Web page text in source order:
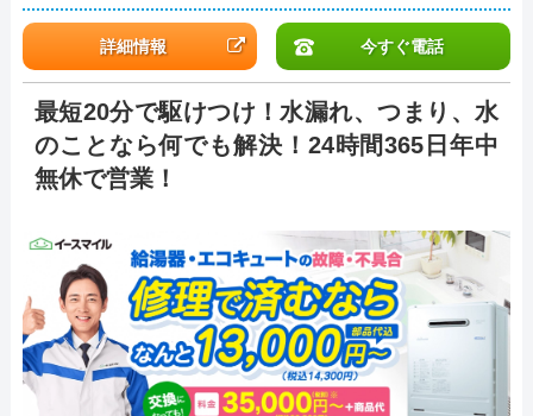
詳細情報 今すぐ電話
最短20分で駆けつけ！水漏れ、つまり、水
のことなら何でも解決！24時間365日年中
無休で営業！